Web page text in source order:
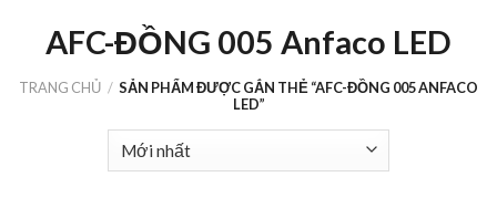
AFC-ĐỒNG 005 Anfaco LED
TRANG CHỦ / SẢN PHẨM ĐƯỢC GẮN THẺ “AFC-ĐỒNG 005 ANFACO
LED”